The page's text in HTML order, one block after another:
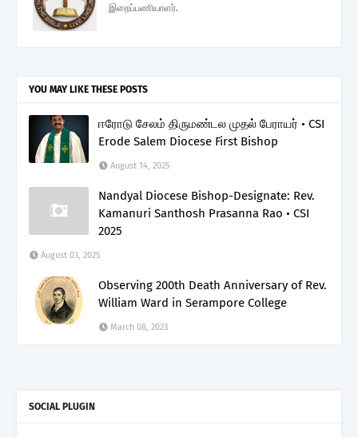
இறைப்பணியாளர்.
YOU MAY LIKE THESE POSTS
ஈரோடு சேலம் திருமண்டல முதல் பேராயர் • CSI
Erode Salem Diocese First Bishop
August 14, 2025
Nandyal Diocese Bishop-Designate: Rev.
Kamanuri Santhosh Prasanna Rao • CSI
2025
August 03, 2025
Observing 200th Death Anniversary of Rev.
William Ward in Serampore College
March 08, 2023
SOCIAL PLUGIN